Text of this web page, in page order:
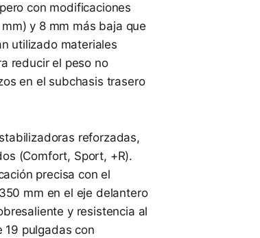
con modificaciones
y 8 mm más baja que
utilizado materiales
reducir el peso no
en el subchasis trasero
reforzadas,
(Comfort, Sport, +R).
precisa con el
mm en el eje delantero
y resistencia al
19 pulgadas con